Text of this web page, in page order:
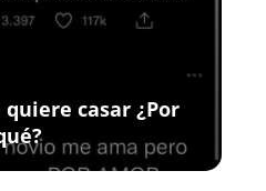
casar ¿Por